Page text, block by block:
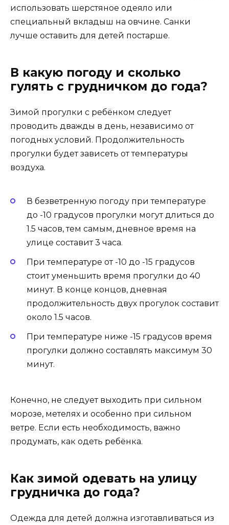
использовать шерстяное одеяло или
специальный вкладыш на овчине. Санки
лучше оставить для детей постарше.
В какую погоду и сколько
гулять с грудничком до года?
Зимой прогулки с ребёнком следует
проводить дважды в день, независимо от
погодных условий. Продолжительность
прогулки будет зависеть от температуры
воздуха.
В безветренную погоду при температуре
до -10 градусов прогулки могут длиться до
1.5 часов, тем самым, дневное время на
улице составит 3 часа.
При температуре от -10 до -15 градусов
стоит уменьшить время прогулки до 40
минут. В конце концов, дневная
продолжительность двух прогулок составит
около 1.5 часов.
При температуре ниже -15 градусов время
прогулки должно составлять максимум 30
минут.
Конечно, не следует выходить при сильном
морозе, метелях и особенно при сильном
ветре. Если есть необходимость, важно
продумать, как одеть ребёнка.
Как зимой одевать на улицу
грудничка до года?
Одежда для детей должна изготавливаться из